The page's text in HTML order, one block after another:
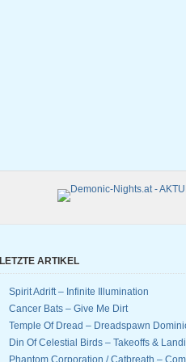
LETZTE ARTIKEL
Spirit Adrift – Infinite Illumination
Cancer Bats – Give Me Dirt
Temple Of Dread – Dreadspawn
Din Of Celestial Birds – Takeoffs &
Phantom Corporation / Catbreath –